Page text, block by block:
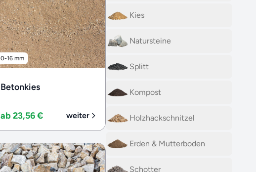
32-56 mm
0-16 mm
Betonkies
ab 23,56 € weiter
Kies
Natursteine
Splitt
Kompost
Holzhackschnitzel
Erden & Mutterboden
Schotter